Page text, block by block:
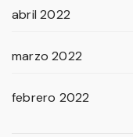
abril 2022
marzo 2022
febrero 2022